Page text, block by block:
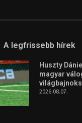
A legfrissebb hírek
Huszty
magyar
2026.08.07.